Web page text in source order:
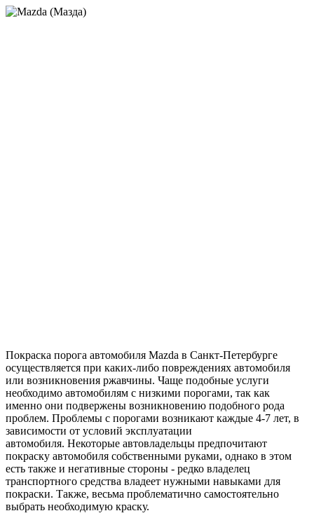
Покраска порога автомобиля Mazda в Санкт-Петербурге
осуществляется при каких-либо повреждениях автомобиля
или возникновения ржавчины. Чаще подобные услуги
необходимо автомобилям с низкими порогами, так как
именно они подвержены возникновению подобного рода
проблем. Проблемы с порогами возникают каждые 4-7 лет, в
зависимости от условий эксплуатации
автомобиля. Некоторые автовладельцы предпочитают
покраску автомобиля собственными руками, однако в этом
есть также и негативные стороны - редко владелец
транспортного средства владеет нужными навыками для
покраски. Также, весьма проблематично самостоятельно
выбрать необходимую краску.